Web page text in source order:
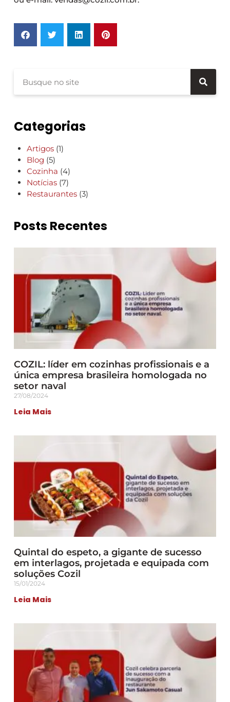
Categorias
Artigos (1)
Blog (5)
Cozinha (4)
Notícias (7)
Restaurantes (3)
Posts Recentes
COZIL: líder em cozinhas profissionais e a
única empresa brasileira homologada no
setor naval
27/08/2024
Leia Mais
Quintal do espeto, a gigante de sucesso
em interlagos, projetada e equipada com
soluções Cozil
15/01/2024
Leia Mais